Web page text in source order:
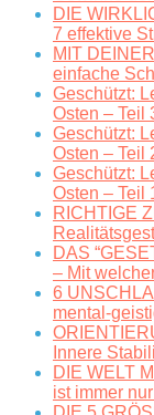
DIE
7 effektive
MIT
einfache
Geschützt:
Osten – Teil
Geschützt:
Osten – Teil
Geschützt:
Osten – Teil
RICHTIGE
DAS
– Mit
6
mental-
Innere
DIE WELT
ist immer